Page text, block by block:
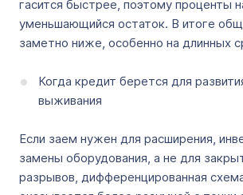
гасится быстрее, поэтому проценты
уменьшающийся остаток. В итоге
заметно ниже, особенно на длинных
Когда кредит берется для
выживания
Если заем нужен для расширения,
замены оборудования, а не для
разрывов, дифференцированная